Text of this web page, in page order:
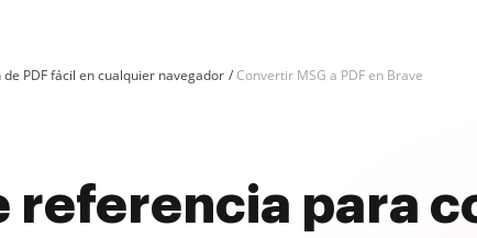
de PDF fácil en cualquier navegador Convertir MSG a PDF en Brave
referencia para